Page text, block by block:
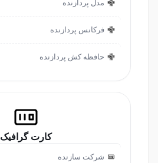
مدل پردازنده
فرکانس پردازنده
حافظه کش پردازنده
کارت گرافیک
شرکت سازنده